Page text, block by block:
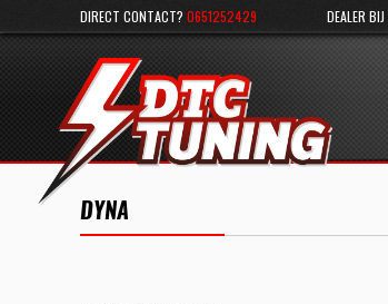
DIRECT CONTACT? 0651252429 DEALER
DYNA